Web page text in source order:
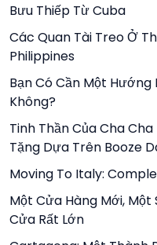
Bưu Thiếp Từ Cuba
Các Quan Tài Treo Ở
Philippines
Bạn Có Cần Một
Không?
Tinh Thần Của Cha
Tặng Dựa Trên Booze
Moving To Italy:
Một Cửa Hàng Mới,
Cửa Rất Lớn